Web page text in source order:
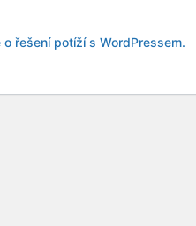
o řešení potíží s WordPressem.